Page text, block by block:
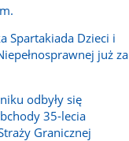
Spartakiada Dzieci i
już za
odbyły się
35-lecia
Granicznej